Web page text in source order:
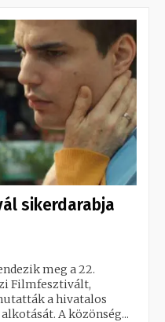
sikerdarabja
meg a 22.
Filmfesztivált,
a hivatalos
A közönség...